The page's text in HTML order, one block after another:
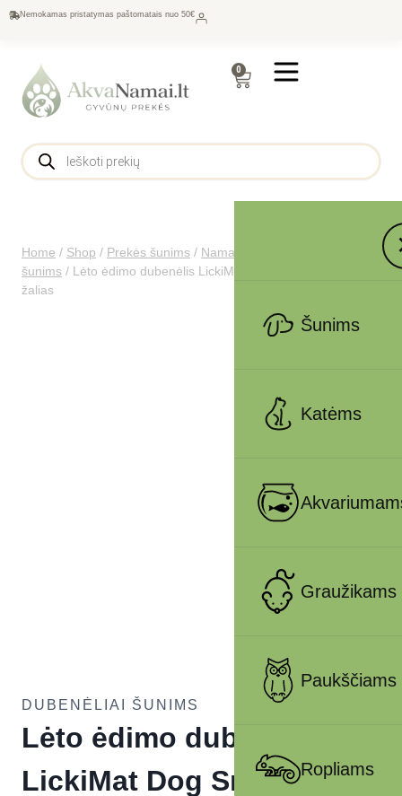
Nemokamas pristatymas paštomatais nuo 50€
0
Šunims
Katėms
Graužikams
Paukščiams
Ropliams
Home / Shop / Prekės šunims / Namams šunims
šunims /
Lėto ėdimo dubenėlis LickiMat Dog Small Slodog,
žalias
DUBENĖLIAI ŠUNIMS
Lėto ėdimo dubenėlis
LickiMat Dog Small